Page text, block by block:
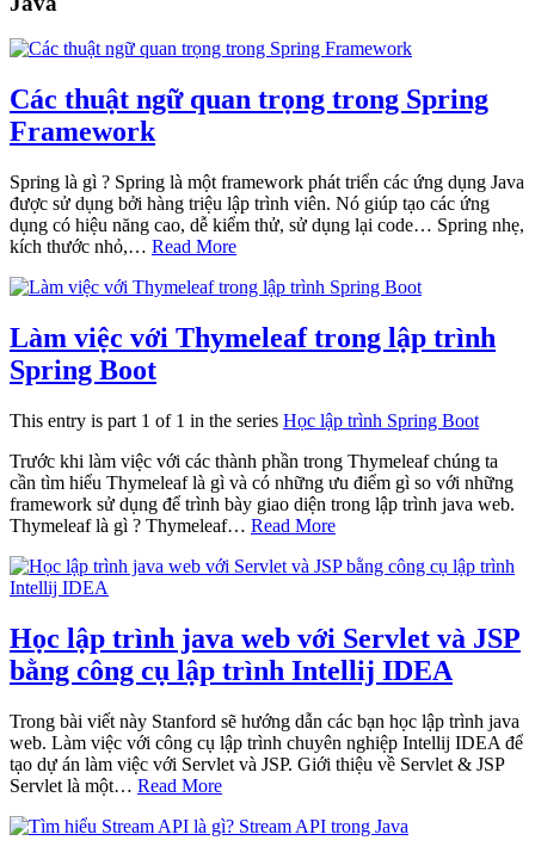
Các thuật ngữ quan trọng trong Spring
Framework
Spring là gì ? Spring là một framework phát triển các ứng dụng Java
được sử dụng bởi hàng triệu lập trình viên. Nó giúp tạo các ứng
dụng có hiệu năng cao, dễ kiểm thử, sử dụng lại code… Spring nhẹ,
kích thước nhỏ,… Read More
Làm việc với Thymeleaf trong lập trình
Spring Boot
This entry is part 1 of 1 in the series Học lập trình Spring Boot
Trước khi làm việc với các thành phần trong Thymeleaf chúng ta
cần tìm hiểu Thymeleaf là gì và có những ưu điểm gì so với những
framework sử dụng để trình bày giao diện trong lập trình java web.
Thymeleaf là gì ? Thymeleaf… Read More
Học lập trình java web với Servlet và JSP
bằng công cụ lập trình Intellij IDEA
Trong bài viết này Stanford sẽ hướng dẫn các bạn học lập trình java
web. Làm việc với công cụ lập trình chuyên nghiệp Intellij IDEA để
tạo dự án làm việc với Servlet và JSP. Giới thiệu về Servlet & JSP
Servlet là một… Read More